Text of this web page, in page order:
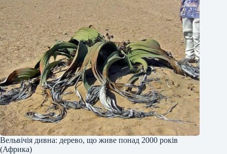
Вельвічія дивна: дерево, що живе понад 2000 років
(Африка)